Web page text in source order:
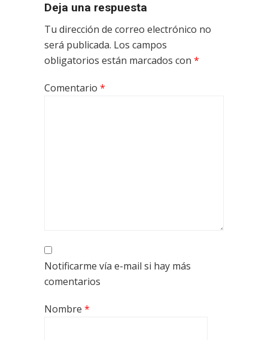
Deja una respuesta
Tu dirección de correo electrónico no
será publicada. Los campos
obligatorios están marcados con *
Comentario *
Notificarme vía e-mail si hay más
comentarios
Nombre *